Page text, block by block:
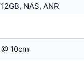
NAS, ANR
10cm